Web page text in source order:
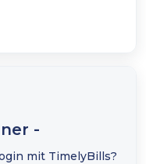
-
mit TimelyBills?